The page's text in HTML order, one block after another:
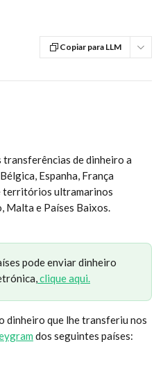
Copiar para LLM
de dinheiro a
Espanha, França
territórios ultramarinos
Malta e Países Baixos.
pode enviar dinheiro
clique aqui.
dinheiro que lhe transferiu nos
dos seguintes países: